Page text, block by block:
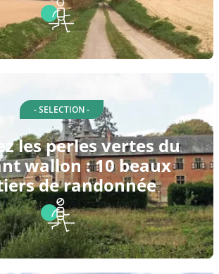
- SELECTION -
les perles vertes du
wallon : 10 beaux
de randonnée